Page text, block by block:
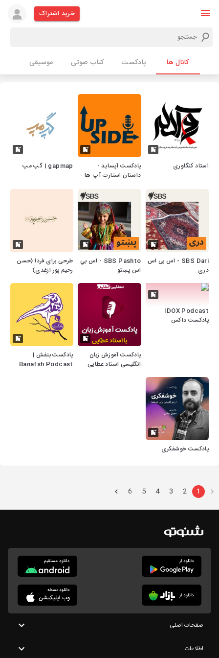
خرید اشتراک
کانال ها پادکست کتاب صوتی موسیقی
استاد کنگاوری
پادکست آپساید -
داستان استارت آپ ها -
gapmap | گپ مپ
SBS Dari - اس بی اس
دری
SBS Pashto - اس بي
اس پښتو
طرحی برای فردا (حسن
رحیم پور ازغدی)
DOX Podcast|
پادکست داکس
پادکست آموزش زبان
انگلیسی استاد عطایی
پادکست بنفش |
Banafsh Podcast
پادکست خوشفکری
1
2
3
4
5
6
صفحات اصلی
اطلاعات